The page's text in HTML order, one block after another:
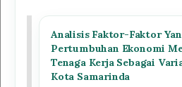
Analisis Faktor-Faktor
Pertumbuhan Ekonomi
Tenaga Kerja Sebagai
Kota Samarinda